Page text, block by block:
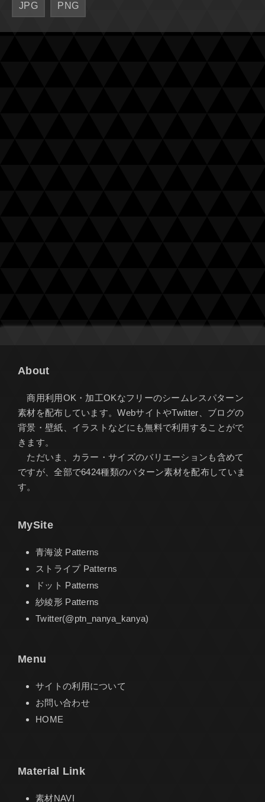
JPG PNG
About
商用利用OK・加工OKなフリーのシームレスパターン
素材を配布しています。WebサイトやTwitter、ブログの
背景・壁紙、イラストなどにも無料で利用することがで
きます。
ただいま、カラー・サイズのバリエーションも含めて
ですが、全部で6424種類のパターン素材を配布していま
す。
MySite
青海波 Patterns
ストライプ Patterns
ドット Patterns
紗綾形 Patterns
Twitter(@ptn_nanya_kanya)
Menu
サイトの利用について
お問い合わせ
HOME
Material Link
素材NAVI